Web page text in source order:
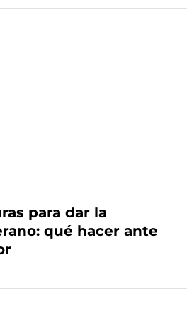
para dar la
qué hacer ante